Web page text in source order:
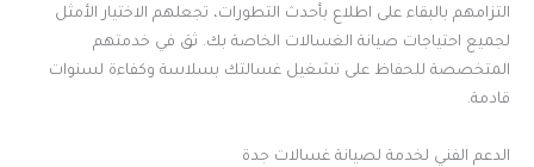
التزامهم بالبقاء على اطلاع بأحدث التطورات، تجعلهم الاختيار الأمثل
لجميع احتياجات صيانة الغسالات الخاصة بك. ثق في خدمتهم
المتخصصة للحفاظ على تشغيل غسالتك بسلاسة وكفاءة لسنوات
قادمة.
الدعم الفني لخدمة لصيانة غسالات جدة